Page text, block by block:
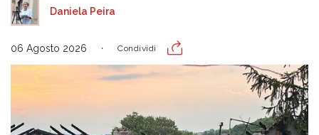
Daniela Peira
06 Agosto 2026 Condividi